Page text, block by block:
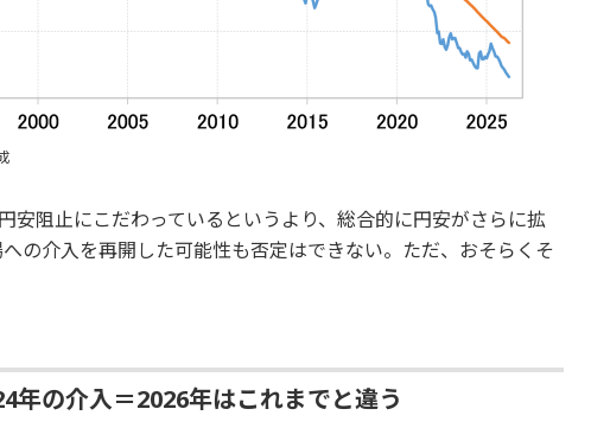
安阻止にこだわっているというより、総合的に円安がさらに拡
の介入を再開した可能性も否定はできない。ただ、おそらくそ
年の介入＝2026年はこれまでと違う